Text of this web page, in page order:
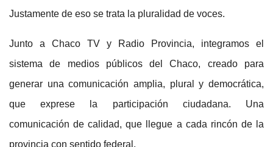
Justamente de eso se trata la pluralidad de voces.
Junto a Chaco TV y Radio Provincia, integramos el
sistema de medios públicos del Chaco, creado para
generar una comunicación amplia, plural y democrática,
que exprese la participación ciudadana. Una
comunicación de calidad, que llegue a cada rincón de la
provincia con sentido federal.